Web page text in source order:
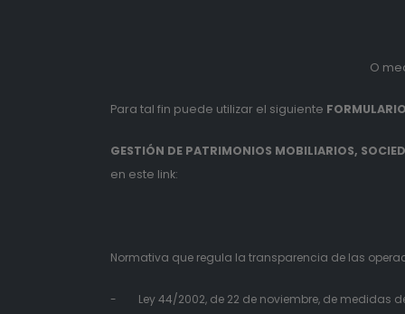
O
Para tal fin puede utilizar el siguiente
GESTIÓN DE PATRIMONIOS MOBILIARIOS,
en este link:
Normativa que regula la transparencia de las
- Ley 44/2002, de 22 de noviembre, de medidas